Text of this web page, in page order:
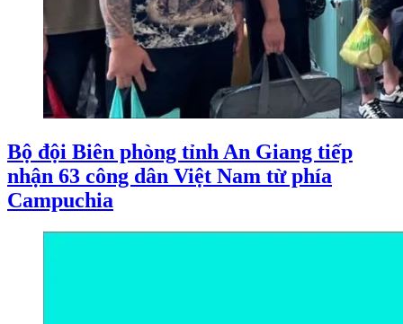
Bộ đội Biên phòng tỉnh An Giang tiếp
nhận 63 công dân Việt Nam từ phía
Campuchia